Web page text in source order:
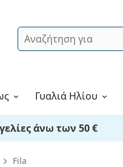
Αναζήτηση
Γυαλιά Ηλίου
άνω των 50 €
Fila